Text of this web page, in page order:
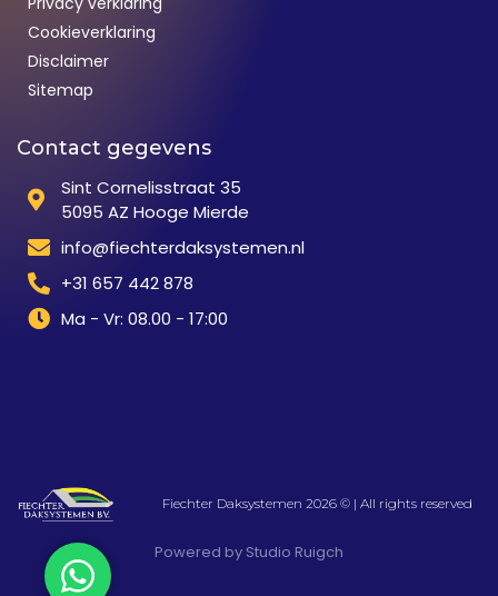
Cookieverklaring
Disclaimer
Sitemap
Contact gegevens
Sint Cornelisstraat 35
5095 AZ Hooge Mierde
info@fiechterdaksystemen.nl
+31 657 442 878
Ma - Vr: 08.00 - 17:00
Fiechter Daksystemen 2026 © | All rights reserved
Powered by Studio Ruigch